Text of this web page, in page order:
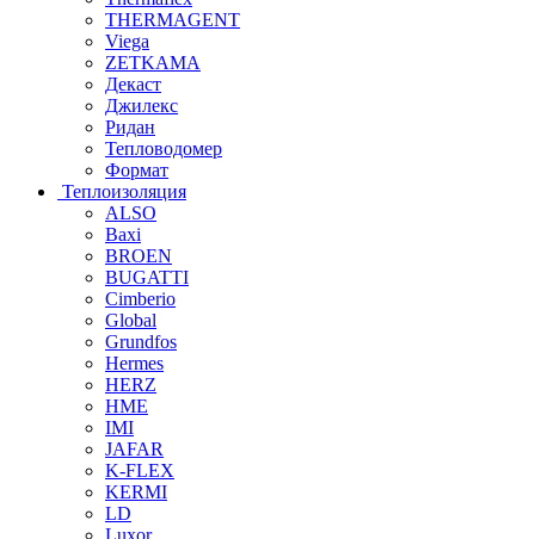
THERMAGENT
Viega
ZETKAMA
Декаст
Джилекс
Ридан
Тепловодомер
Формат
Теплоизоляция
ALSO
Baxi
BROEN
BUGATTI
Cimberio
Global
Grundfos
Hermes
HERZ
HME
IMI
JAFAR
K-FLEX
KERMI
LD
Luxor